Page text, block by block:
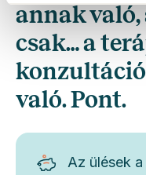
annak
csak… a
való. Pont.
Az ülések